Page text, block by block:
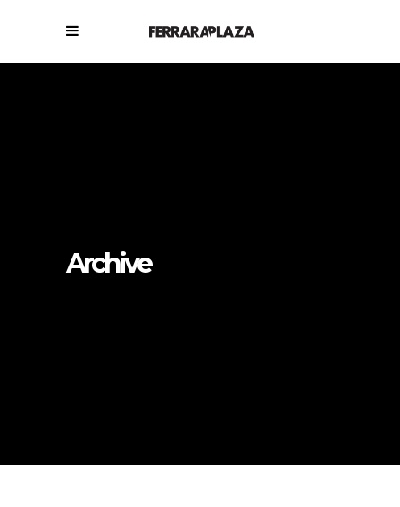
Archive